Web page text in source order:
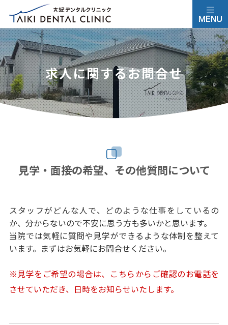
求人に関するお問合せ
見学・面接の希望、その他質問について
スタッフがどんな人で、どのような仕事をしているの
か、分からないので不安に思う方も多いかと思います。
当院では気軽に質問や見学ができるような体制を整えて
います。まずはお気軽にお問合せください。
※見学をご希望の場合は、こちらからご確認のお電話を
させていただき、日時をお知らせいたします。